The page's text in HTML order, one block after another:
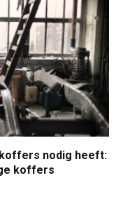
nodig heeft:
koffers